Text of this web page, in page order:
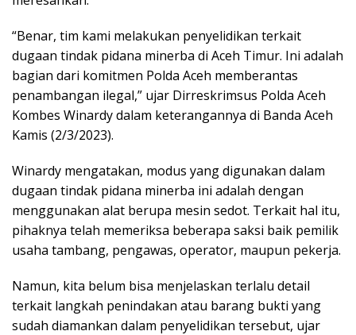
“Benar, tim kami melakukan penyelidikan terkait
dugaan tindak pidana minerba di Aceh Timur. Ini adalah
bagian dari komitmen Polda Aceh memberantas
penambangan ilegal,” ujar Dirreskrimsus Polda Aceh
Kombes Winardy dalam keterangannya di Banda Aceh
Kamis (2/3/2023).
Winardy mengatakan, modus yang digunakan dalam
dugaan tindak pidana minerba ini adalah dengan
menggunakan alat berupa mesin sedot. Terkait hal itu,
pihaknya telah memeriksa beberapa saksi baik pemilik
usaha tambang, pengawas, operator, maupun pekerja.
Namun, kita belum bisa menjelaskan terlalu detail
terkait langkah penindakan atau barang bukti yang
sudah diamankan dalam penyelidikan tersebut, ujar